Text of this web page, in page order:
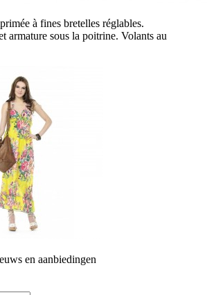
à fines bretelles réglables.
armature sous la poitrine. Volants au
en aanbiedingen